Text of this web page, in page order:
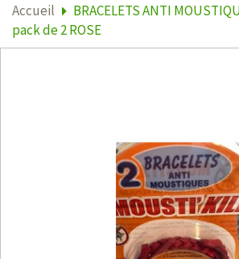
Accueil
BRACELETS ANTI
pack de 2 ROSE